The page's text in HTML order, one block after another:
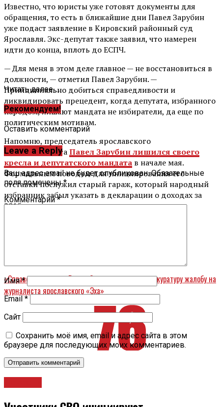
Известно, что юристы уже готовят документы для
обращения, то есть в ближайшие дни Павел Зарубин
уже подаст заявление в Кировский районный суд
Ярославля. Экс-депутат также заявил, что намерен
идти до конца, вплоть до ЕСПЧ.
— Для меня в этом деле главное — не восстановиться в
должности, — отметил Павел Зарубин. —
Принципиально добиться справедливости и
ликвидировать прецедент, когда депутата, избранного
народом, лишают мандата не избиратели, да еще по
политическим мотивам.
Напомню, председатель ярославского
муниципалитетаПавел Зарубин лишился своего
кресла и депутатского мандата в начале мая.
Формальным поводом для инициирования его
отставки послужил старый гараж, который народный
избранник забыл указать в декларации о доходах за
2015 год.
«Справедливоросс» Роман Сукнев написал в прокуратуру жалобу на
журналиста ярославского «Эха»
Читать далее ...
Рекомендуем!
Оставить комментарий
Leave a Reply
Ваш адрес email не будет опубликован. Обязательные
поля помечены*
Комментарий*
Имя*
Email *
Сайт
Сохранить моё имя, email и адрес сайта в этом
браузере для последующих моих комментариев.